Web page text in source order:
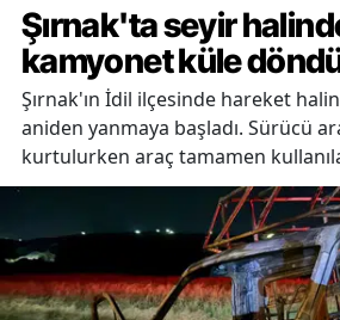
Şırnak'ta seyir
kamyonet küle
Şırnak'ın İdil ilçesinde hareket
aniden yanmaya başladı. Sürücü
kurtulurken araç tamamen